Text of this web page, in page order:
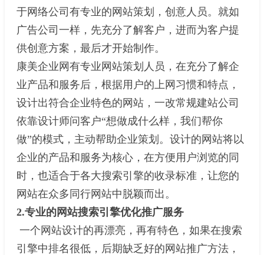
于网络公司有专业的网站策划，创意人员。就如
广告公司一样，先充分了解客户，进而为客户提
供创意方案，最后才开始制作。
康美企业网有专业网站策划人员，在充分了解企
业产品和服务后，根据用户的上网习惯和特点，
设计出符合企业特色的网站，一改常规建站公司
依靠设计师问客户“想做成什么样，我们帮你
做”的模式，主动帮助企业策划。设计的网站将以
企业的产品和服务为核心，在方便用户浏览的同
时，也适合于各大搜索引擎的收录标准，让您的
网站在众多同行网站中脱颖而出。
2.专业的网站搜索引擎优化推广服务
一个网站设计的再漂亮，再有特色，如果在搜索
引擎中排名很低，后期缺乏好的网站推广方法，